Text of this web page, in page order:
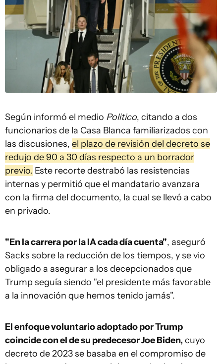
Según informó el medio Politico, citando a dos
funcionarios de la Casa Blanca familiarizados con
las discusiones, el plazo de revisión del decreto se
redujo de 90 a 30 días respecto a un borrador
previo. Este recorte destrabó las resistencias
internas y permitió que el mandatario avanzara
con la firma del documento, la cual se llevó a cabo
en privado.
"En la carrera por la IA cada día cuenta", aseguró
Sacks sobre la reducción de los tiempos, y se vio
obligado a asegurar a los decepcionados que
Trump seguía siendo "el presidente más favorable
a la innovación que hemos tenido jamás".
El enfoque voluntario adoptado por Trump
coincide con el de su predecesor Joe Biden, cuyo
decreto de 2023 se basaba en el compromiso de